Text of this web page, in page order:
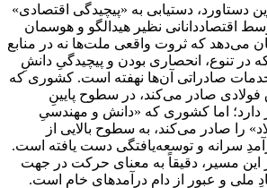
دستاورد، دستیابی به «پیچیدگی اقتصادی»
اقتصاددانانی نظیر هیدالگو و هوسمان
می‌دهد که ثروت واقعی ملت‌ها نه در منابع
در تنوع، انحصاری بودن و پیچیدگیِ دانشِ
صادراتی آن‌ها نهفته است. کشوری که
فولادی صادر می‌کند، در سطوح پایینِ
دارد؛ اما کشوری که «دانش و مهندسیِ
را صادر می‌کند، به سطوح بالایی از
سرانه و توسعه‌یافتگی دست یافته است.
این مسیر، دقیقاً به معنای حرکت در جهت
ملی و عبور از دام درآمدهای خام است.